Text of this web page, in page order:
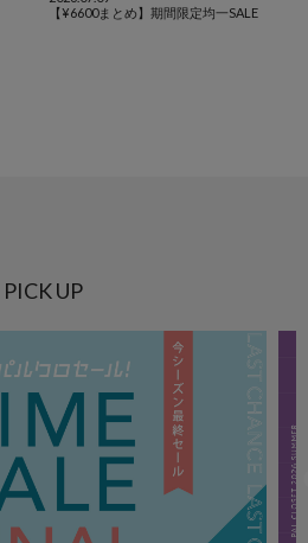
【¥6600まとめ】期間限定均一SALE
PICK UP